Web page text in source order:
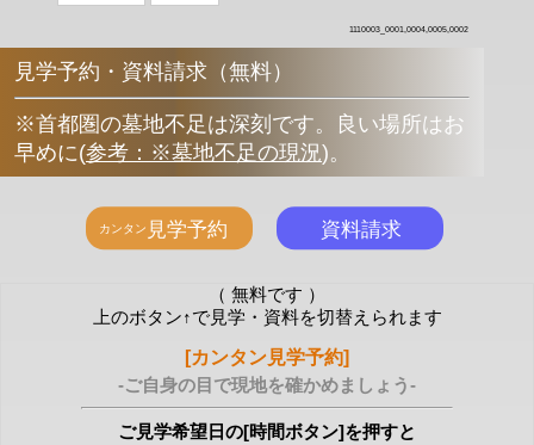
1110003_0001,0004,0005,0002
見学予約・資料請求（無料）
※首都圏の墓地不足は深刻です。良い場所はお
早めに(参考：※墓地不足の現況)。
（ 無料です ）
上のボタン↑で見学・資料を切替えられます
[カンタン見学予約]
-ご自身の目で現地を確かめましょう-
ご見学希望日の[時間ボタン]を押すと